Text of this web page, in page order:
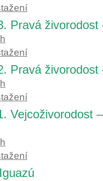
Pravá živorodost
Pravá živorodost
Vejcoživorodost